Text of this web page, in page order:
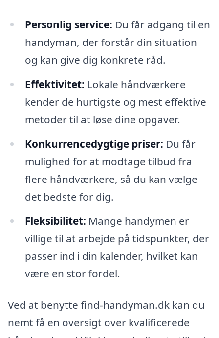
Personlig service: Du får adgang til en
handyman, der forstår din situation
og kan give dig konkrete råd.
Effektivitet: Lokale håndværkere
kender de hurtigste og mest effektive
metoder til at løse dine opgaver.
Konkurrencedygtige priser: Du får
mulighed for at modtage tilbud fra
flere håndværkere, så du kan vælge
det bedste for dig.
Fleksibilitet: Mange handymen er
villige til at arbejde på tidspunkter, der
passer ind i din kalender, hvilket kan
være en stor fordel.
Ved at benytte find-handyman.dk kan du
nemt få en oversigt over kvalificerede